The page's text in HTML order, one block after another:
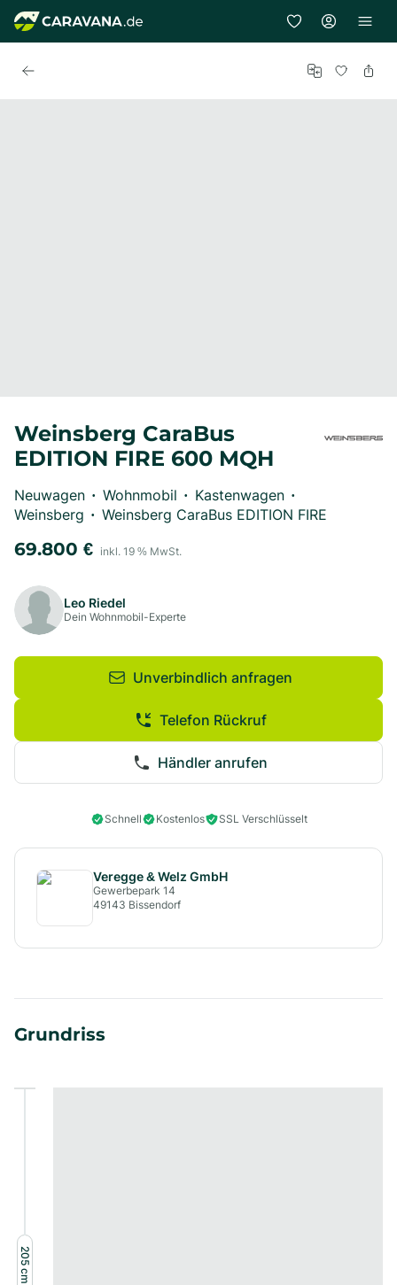
Weinsberg CaraBus
EDITION FIRE 600 MQH
Neuwagen • Wohnmobil • Kastenwagen •
Weinsberg • Weinsberg CaraBus EDITION FIRE
69.800 € inkl. 19 % MwSt.
Leo Riedel
Dein Wohnmobil-Experte
Unverbindlich anfragen
Händler anrufen
Telefon Rückruf
Schnell Kostenlos SSL Verschlüsselt
Veregge & Welz GmbH
Gewerbepark 14
49143 Bissendorf
Grundriss
205
cm